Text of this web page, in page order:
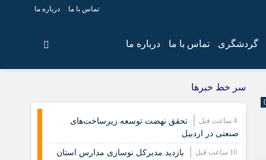
تماس با ما درباره ما
گردشگری تماس با ما درباره ما
سر خط خبرها
تحقق نهضت توسعه زیرساخت‌های
صنعتی در اردبیل
بازدید مدیرکل نوسازی مدارس استان